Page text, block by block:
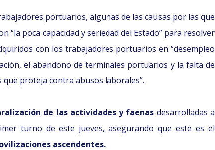
portuarios, algunas de las causas por las que
“la poca capacidad y seriedad del Estado” para resolver
con los trabajadores portuarios en “desempleo
el abandono de terminales portuarios y la falta de
que proteja contra abusos laborales”.
de las actividades y faenas desarrolladas a
turno de este jueves, asegurando que este es el
ascendentes.